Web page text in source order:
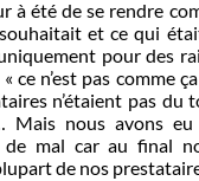
à été de se rendre
et ce qui
pour des
ce n’est pas comme
n’étaient pas du
Mais nous avons
mal car au final
de nos